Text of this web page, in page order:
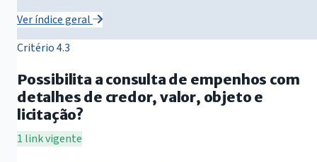
Ver índice geral
Critério 4.3
Possibilita a consulta de empenhos com
detalhes de credor, valor, objeto e
licitação?
1 link vigente